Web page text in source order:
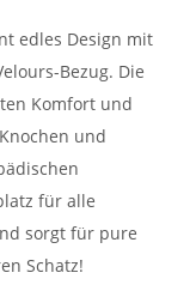
edles Design mit
Bezug. Die
Komfort und
und
für alle
sorgt für pure
Schatz!